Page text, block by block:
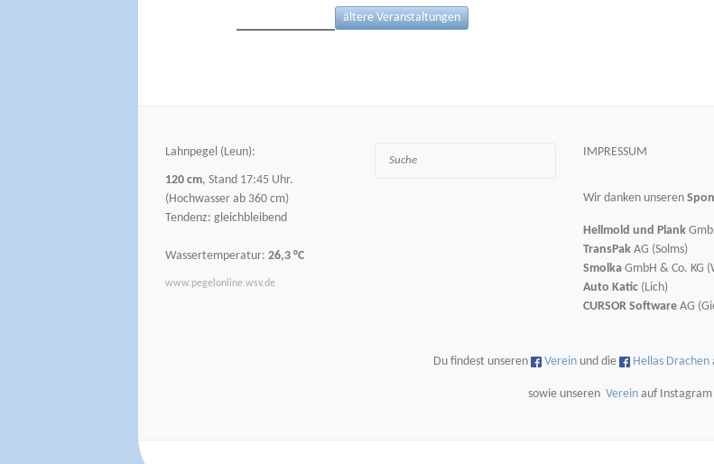
ältere Veranstaltungen
Lahnpegel (Leun):
120 cm, Stand 17:45 Uhr.
(Hochwasser ab 360 cm)
Tendenz: gleichbleibend
Wassertemperatur: 26,3 °C
www.pegelonline.wsv.de
IMPRESSUM
Wir danken unseren
Hellmold und Plank
TransPak AG (Solms)
Smolka GmbH & Co. KG
Auto Katic (Lich)
CURSOR Software AG
Du findest unseren Verein und die Hellas Drachen
sowie unseren Verein auf Instagram